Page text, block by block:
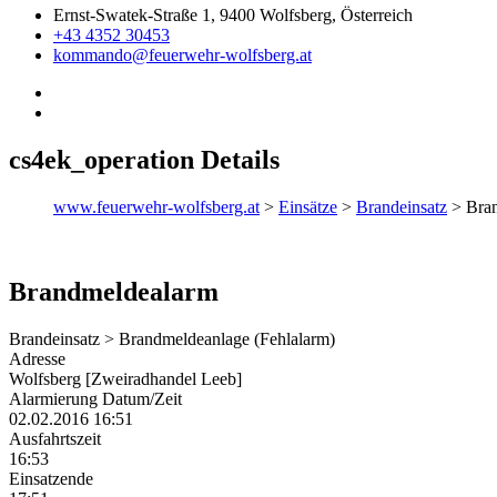
Ernst-Swatek-Straße 1, 9400 Wolfsberg, Österreich
+43 4352 30453
kommando@feuerwehr-wolfsberg.at
cs4ek_operation Details
www.feuerwehr-wolfsberg.at > Einsätze > Brandeinsatz >
Brandmeldealarm
Brandeinsatz > Brandmeldeanlage (Fehlalarm)
Adresse
Wolfsberg [Zweiradhandel Leeb]
Alarmierung Datum/Zeit
02.02.2016 16:51
Ausfahrtszeit
16:53
Einsatzende